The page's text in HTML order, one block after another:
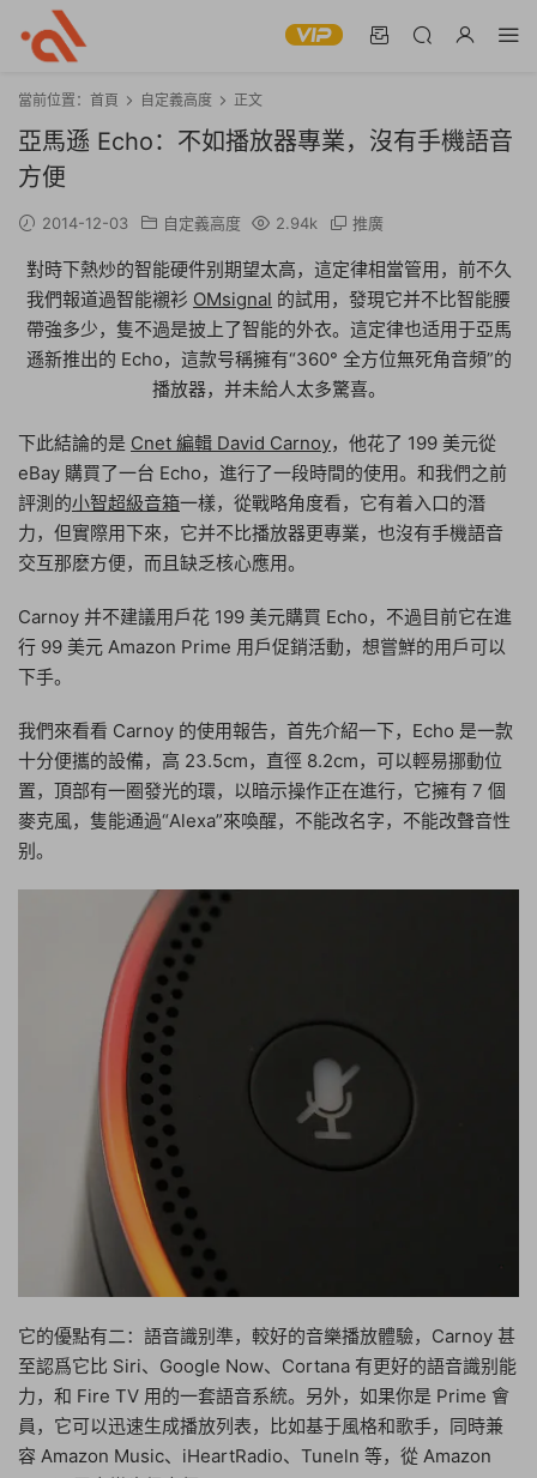
當前位置： 首頁 自定義高度 正文
亞馬遜 Echo：不如播放器專業，沒有手機語音
方便
2014-12-03 自定義高度 2.94k 推廣
對時下熱炒的智能硬件别期望太高，這定律相當管用，前不久
我們報道過智能襯衫 OMsignal 的試用，發現它并不比智能腰
帶強多少，隻不過是披上了智能的外衣。這定律也适用于亞馬
遜新推出的 Echo，這款号稱擁有“360° 全方位無死角音頻”的
播放器，并未給人太多驚喜。
下此結論的是 Cnet 編輯 David Carnoy，他花了 199 美元從
eBay 購買了一台 Echo，進行了一段時間的使用。和我們之前
評測的小智超級音箱一樣，從戰略角度看，它有着入口的潛
力，但實際用下來，它并不比播放器更專業，也沒有手機語音
交互那麽方便，而且缺乏核心應用。
Carnoy 并不建議用戶花 199 美元購買 Echo，不過目前它在進
行 99 美元 Amazon Prime 用戶促銷活動，想嘗鮮的用戶可以
下手。
我們來看看 Carnoy 的使用報告，首先介紹一下，Echo 是一款
十分便攜的設備，高 23.5cm，直徑 8.2cm，可以輕易挪動位
置，頂部有一圈發光的環，以暗示操作正在進行，它擁有 7 個
麥克風，隻能通過“Alexa”來喚醒，不能改名字，不能改聲音性
别。
它的優點有二：語音識别準，較好的音樂播放體驗，Carnoy 甚
至認爲它比 Siri、Google Now、Cortana 有更好的語音識别能
力，和 Fire TV 用的一套語音系統。另外，如果你是 Prime 會
員，它可以迅速生成播放列表，比如基于風格和歌手，同時兼
容 Amazon Music、iHeartRadio、Tuneln 等，從 Amazon